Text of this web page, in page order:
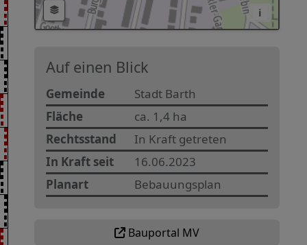
i
Auf einen Blick
Gemeinde
Stadt Barth
Fläche
ca. 1,4 ha
Rechtsstand
In Kraft getreten
In Kraft seit
16.06.2023
Planart
Bebauungsplan
Bauportal MV